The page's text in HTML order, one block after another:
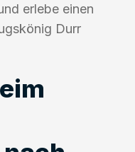
erlebe einen
Durr